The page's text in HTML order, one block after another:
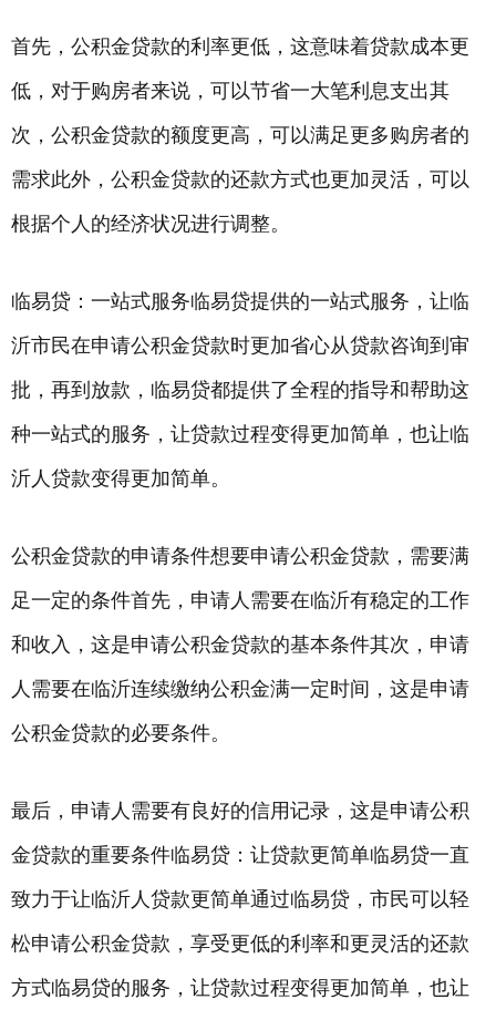
首先，公积金贷款的利率更低，这意味着贷款成本更
低，对于购房者来说，可以节省一大笔利息支出其
次，公积金贷款的额度更高，可以满足更多购房者的
需求此外，公积金贷款的还款方式也更加灵活，可以
根据个人的经济状况进行调整。
临易贷：一站式服务临易贷提供的一站式服务，让临
沂市民在申请公积金贷款时更加省心从贷款咨询到审
批，再到放款，临易贷都提供了全程的指导和帮助这
种一站式的服务，让贷款过程变得更加简单，也让临
沂人贷款变得更加简单。
公积金贷款的申请条件想要申请公积金贷款，需要满
足一定的条件首先，申请人需要在临沂有稳定的工作
和收入，这是申请公积金贷款的基本条件其次，申请
人需要在临沂连续缴纳公积金满一定时间，这是申请
公积金贷款的必要条件。
最后，申请人需要有良好的信用记录，这是申请公积
金贷款的重要条件临易贷：让贷款更简单临易贷一直
致力于让临沂人贷款更简单通过临易贷，市民可以轻
松申请公积金贷款，享受更低的利率和更灵活的还款
方式临易贷的服务，让贷款过程变得更加简单，也让